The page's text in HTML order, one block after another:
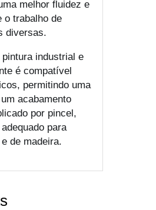
melhor fluidez e
o trabalho de
diversas.
industrial e
é compatível
permitindo uma
acabamento
por pincel,
para
de madeira.